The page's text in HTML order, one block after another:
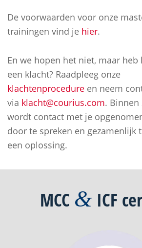
De voorwaarden voor onze
trainingen vind je hier.
En we hopen het niet, maar
een klacht? Raadpleeg onze
klachtenprocedure en neem
via klacht@courius.com. Binnen
wordt contact met je
door te spreken en gezamenlijk
een oplossing.
MCC & ICF